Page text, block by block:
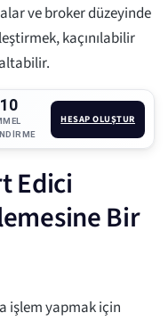
ve broker düzeyinde
kaçınılabilir
HESAP OLUŞTUR
Edici
Bir
işlem yapmak için